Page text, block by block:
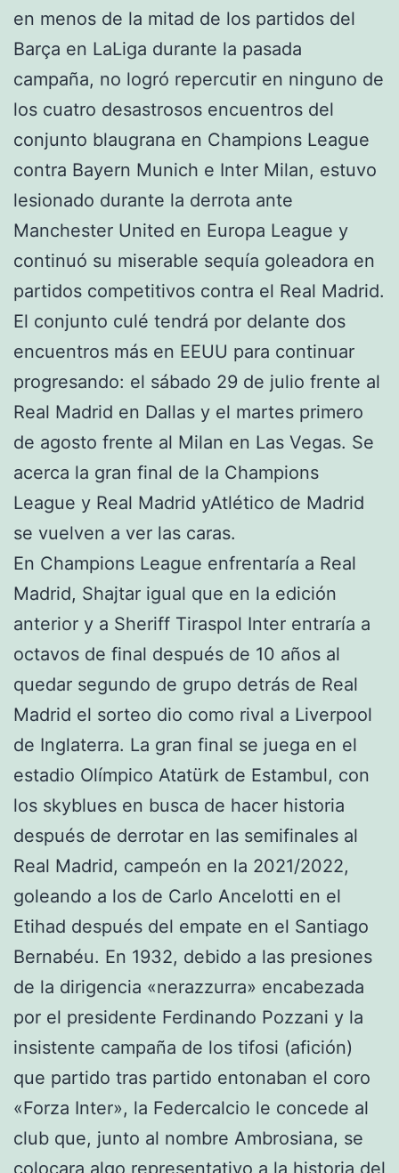
en menos de la mitad de los partidos del
Barça en LaLiga durante la pasada
campaña, no logró repercutir en ninguno de
los cuatro desastrosos encuentros del
conjunto blaugrana en Champions League
contra Bayern Munich e Inter Milan, estuvo
lesionado durante la derrota ante
Manchester United en Europa League y
continuó su miserable sequía goleadora en
partidos competitivos contra el Real Madrid.
El conjunto culé tendrá por delante dos
encuentros más en EEUU para continuar
progresando: el sábado 29 de julio frente al
Real Madrid en Dallas y el martes primero
de agosto frente al Milan en Las Vegas. Se
acerca la gran final de la Champions
League y Real Madrid yAtlético de Madrid
se vuelven a ver las caras.
En Champions League enfrentaría a Real
Madrid, Shajtar igual que en la edición
anterior y a Sheriff Tiraspol Inter entraría a
octavos de final después de 10 años al
quedar segundo de grupo detrás de Real
Madrid el sorteo dio como rival a Liverpool
de Inglaterra. La gran final se juega en el
estadio Olímpico Atatürk de Estambul, con
los skyblues en busca de hacer historia
después de derrotar en las semifinales al
Real Madrid, campeón en la 2021/2022,
goleando a los de Carlo Ancelotti en el
Etihad después del empate en el Santiago
Bernabéu. En 1932, debido a las presiones
de la dirigencia «nerazzurra» encabezada
por el presidente Ferdinando Pozzani y la
insistente campaña de los tifosi (afición)
que partido tras partido entonaban el coro
«Forza Inter», la Federcalcio le concede al
club que, junto al nombre Ambrosiana, se
colocara algo representativo a la historia del